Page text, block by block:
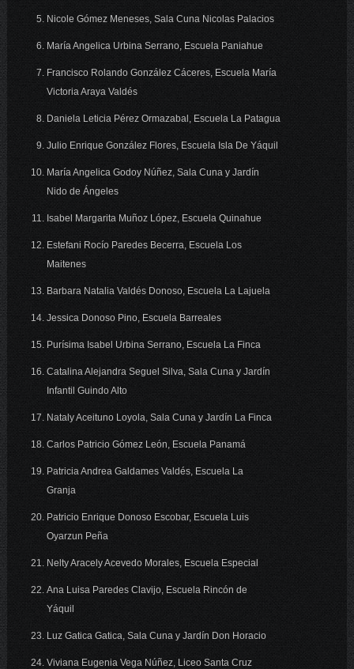
Nicole Gómez Meneses, Sala Cuna Nicolas Palacios
María Angelica Urbina Serrano, Escuela Paniahue
Francisco Rolando González Cáceres, Escuela María
Victoria Araya Valdés
Daniela Leticia Pérez Ormazabal, Escuela La Patagua
Julio Enrique González Flores, Escuela Isla De Yáquil
María Angelica Godoy Núñez, Sala Cuna y Jardín
Nido de Ángeles
Isabel Margarita Muñoz López, Escuela Quinahue
Estefani Rocío Paredes Becerra, Escuela Los
Maitenes
Barbara Natalia Valdés Donoso, Escuela La Lajuela
Jessica Donoso Pino, Escuela Barreales
Purísima Isabel Urbina Serrano, Escuela La Finca
Catalina Alejandra Seguel Silva, Sala Cuna y Jardín
Infantil Guindo Alto
Nataly Aceituno Loyola, Sala Cuna y Jardín La Finca
Carlos Patricio Gómez León, Escuela Panamá
Patricia Andrea Galdames Valdés, Escuela La
Granja
Patricio Enrique Donoso Escobar, Escuela Luis
Oyarzun Peña
Nelty Aracely Acevedo Morales, Escuela Especial
Ana Luisa Paredes Clavijo, Escuela Rincón de
Yáquil
Luz Gatica Gatica, Sala Cuna y Jardín Don Horacio
Viviana Eugenia Vega Núñez, Liceo Santa Cruz